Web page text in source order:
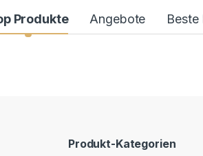
Produkte Angebote Beste
Produkt-Kategorien